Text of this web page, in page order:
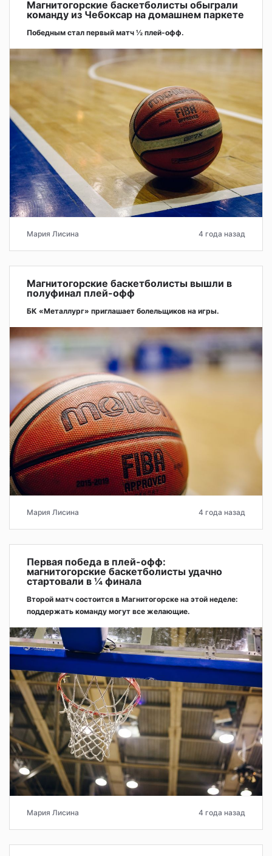
Магнитогорские баскетболисты обыграли
команду из Чебоксар на домашнем паркете
Победным стал первый матч ½ плей-офф.
Мария Лисина 4 года назад
Магнитогорские баскетболисты вышли в
полуфинал плей-офф
БК «Металлург» приглашает болельщиков на игры.
Мария Лисина 4 года назад
Первая победа в плей-офф:
магнитогорские баскетболисты удачно
стартовали в ¼ финала
Второй матч состоится в Магнитогорске на этой неделе:
поддержать команду могут все желающие.
Мария Лисина 4 года назад